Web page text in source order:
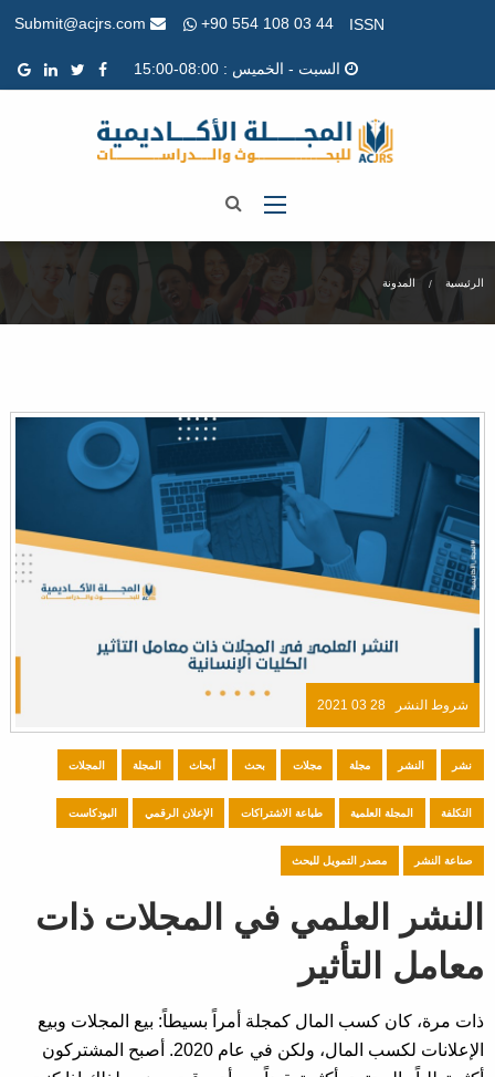
ISSN
+90 554 108 03 44
السبت - الخميس : 08:00-15:00
الرئيسية المدونة
شروط النشر 28 03 2021
نشر النشر مجلة مجلات بحث أبحاث المجلة المجلات
التكلفة المجلة العلمية طباعة الاشتراكات الإعلان الرقمي البودكاست
صناعة النشر مصدر التمويل للبحث
النشر العلمي في المجلات ذات
معامل التأثير
ذات مرة، كان كسب المال كمجلة أمراً بسيطاً: بيع المجلات وبيع
الإعلانات لكسب المال، ولكن في عام 2020. أصبح المشتركون